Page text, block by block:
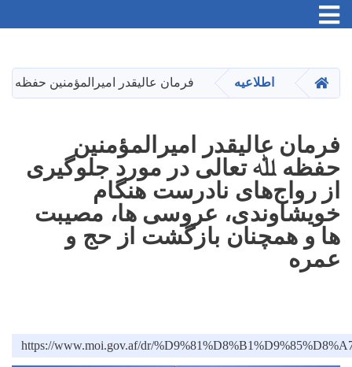
main
content
Toggle navigation
HOME اطلاعیه فرمان عالیقدر امیرالمؤمنین
فرمان عالیقدر امیرالمؤمنین
حفظه ﷲ تعالی در مورد جلوگیری
از رواج‌های نادرست هنگام
خویشاوندی، عروسی ها، مصیبت
ها و همچنان بازگشت از حج و
عمره
https://www.moi.gov.af/dr/